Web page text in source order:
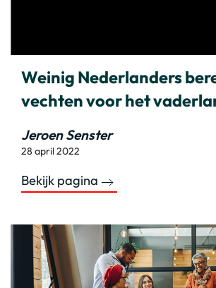
Weinig Nederlanders
vechten voor het
Jeroen Senster
28 april 2022
Bekijk pagina